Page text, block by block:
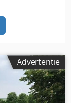
Advertentie